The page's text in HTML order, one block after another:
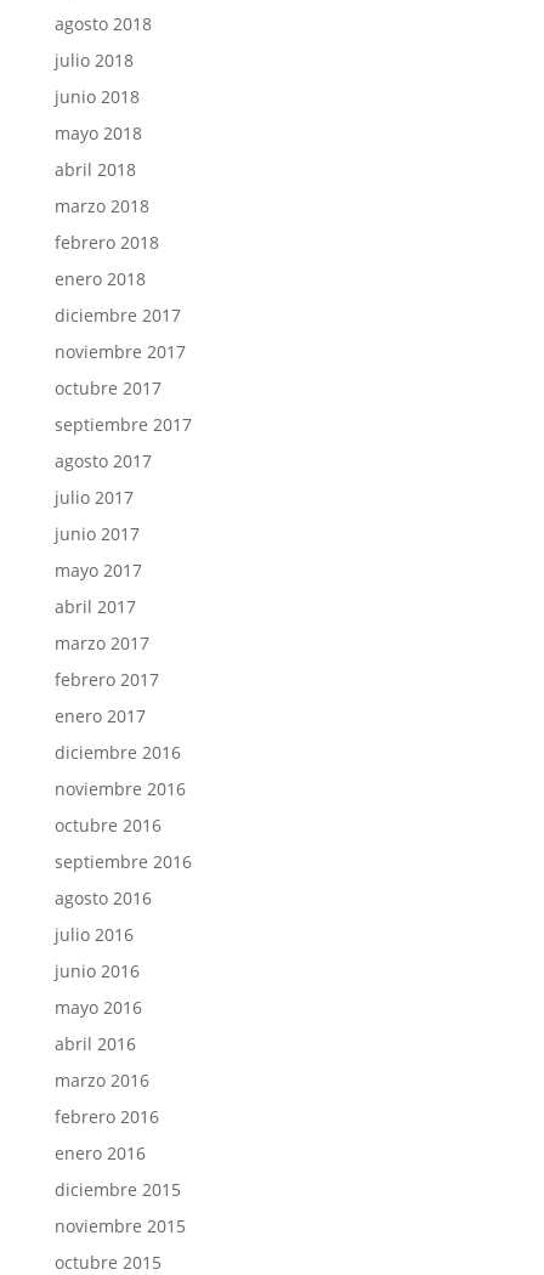
agosto 2018
julio 2018
junio 2018
mayo 2018
abril 2018
marzo 2018
febrero 2018
enero 2018
diciembre 2017
noviembre 2017
octubre 2017
septiembre 2017
agosto 2017
julio 2017
junio 2017
mayo 2017
abril 2017
marzo 2017
febrero 2017
enero 2017
diciembre 2016
noviembre 2016
octubre 2016
septiembre 2016
agosto 2016
julio 2016
junio 2016
mayo 2016
abril 2016
marzo 2016
febrero 2016
enero 2016
diciembre 2015
noviembre 2015
octubre 2015